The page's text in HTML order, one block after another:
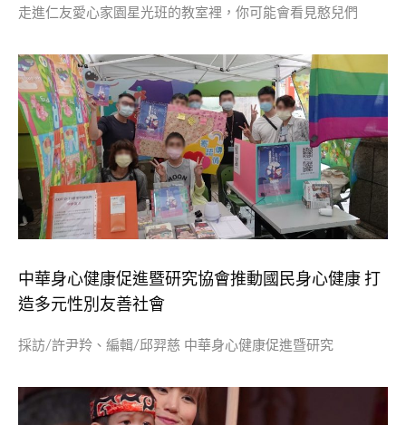
走進仁友愛心家園星光班的教室裡，你可能會看見憨兒們
​中華身心健康促進暨研究協會推動國民身心健康 打
造多元性別友善社會
採訪/許尹羚、編輯/邱羿慈 中華身心健康促進暨研究